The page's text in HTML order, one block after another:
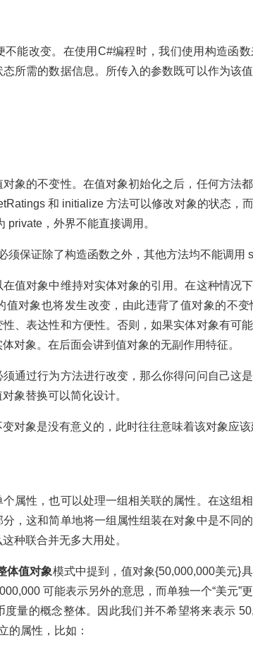
改变。在使用C#编程时，我们使用构造函数
所需的数据信息。所传入的参数既可以作为该
的不变性。在值对象初始化之后，任何方法
和 initialize 方法可以修改对象的状态，
private，外界不能直接调用。
保证除了构造函数之外，其他方法均不能调用
对象中维持对实体对象的引用。在这种情况下
值对象也将发生改变，由此违背了值对象的不
、表达性和方便性。否则，如果实体对象有可
对象。在后面会讲到值对象的无副作用特征。
过行为方法进行改变，那么你得问问自己这是
象替换可以简化设计。
象是没有意义的，此时往往意味着该对象应该
性，也可以处理一组相关联的属性。在这组
，这和简单地将一组属性组装在对象中是不同
种联合并无多大用处。
体值对象模式中提到，值对象{50,000,000美元}
可能表示另外的意思，而单独一个“美元”
量的概念整体。因此我们并不希望将来表示
的属性，比如：